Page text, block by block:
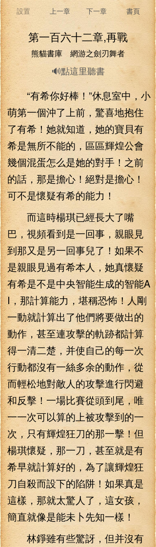
設置 上一章 下一章 書頁
第一百六十二章,再戰
熊貓書庫 網游之劍刃舞者
🔊點這里聽書
“有希你好棒！”休息室中，小
萌第一個沖了上前，驚喜地抱住
了有希！她就知道，她的寶貝有
希是無所不能的，區區輝煌公會
幾個混蛋怎么是她的對手！之前
的話，那是擔心！絕對是擔心！
可不是懷疑有希的能力！
而這時楊琪已經長大了嘴
巴，視頻看到是一回事，親眼見
到那又是另一回事兒了！如果不
是親眼見過有希本人，她真懷疑
有希是不是中央智能生成的智能A
I，那計算能力，堪稱恐怖！人剛
一動就計算出了他們將要做出的
動作，甚至連攻擊的軌跡都計算
得一清二楚，并使自己的每一次
行動都沒有一絲多余的動作，從
而輕松地對敵人的攻擊進行閃避
和反擊！一場比賽從頭到尾，唯
一一次可以算的上被攻擊到的一
次，只有輝煌狂刀的那一擊！但
楊琪懷疑，那一刀，甚至就是有
希早就計算好的，為了讓輝煌狂
刀自殺而設下的陷阱！如果真是
這樣，那就太驚人了，這女孩，
簡直就像是能未卜先知一樣！
林錚雖有些驚訝，但并沒有